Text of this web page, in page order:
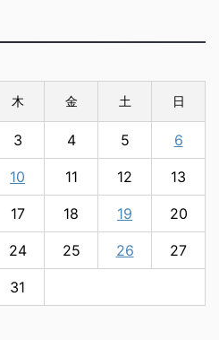
木 金 土 日
3 4 5 6
10 11 12 13
17 18 19 20
24 25 26 27
31